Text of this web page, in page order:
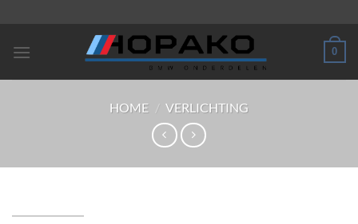
inhoud
0
HOME / VERLICHTING